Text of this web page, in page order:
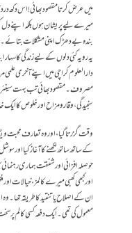
میں عرض کرتا مقصود بھائی! اس
میرے لیے پریشان ہوں بلکہ اپنے
بندہ بے دھڑک اپنی مشکلات بتائے۔
یہ رویہ کئی دلوں کے لیے زندگی کا
دارالعلوم کراچی میں اپنے آخری
مصروف۔ مقصود بھائی تب بہت سینئر
سنجیدگی، وقار و مزاح اور خلوص کا
وقت گزرتا گیا، اور وہ تعارف
کے ساتھ ساتھ لکھنے کا آغاز کیا اور سوشل
حوصلہ افزائی اور شفقت ہماری رہنمائی
اور کبھی کھبی میرے کالمز، خیالات اور
ان کے اصلاح یا تنقید کا طریقہ
معمول کی تھی۔ ایک دفعہ کسی کالم پر